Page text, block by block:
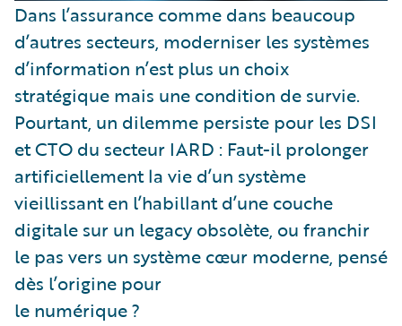
Dans l’assurance comme dans beaucoup
d’autres secteurs, moderniser les systèmes
d’information n’est plus un choix
stratégique mais une condition de survie.
Pourtant, un dilemme persiste pour les DSI
et CTO du secteur IARD : Faut-il prolonger
artificiellement la vie d’un système
vieillissant en l’habillant d’une couche
digitale sur un legacy obsolète, ou franchir
le pas vers un système cœur moderne, pensé
dès l’origine pour
le numérique ?